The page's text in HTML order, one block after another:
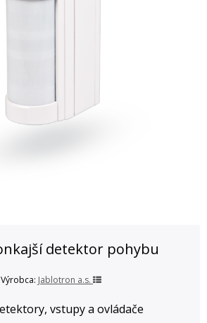
detektor pohybu
Výrobca: Jablotron a.s.
vstupy a ovládače